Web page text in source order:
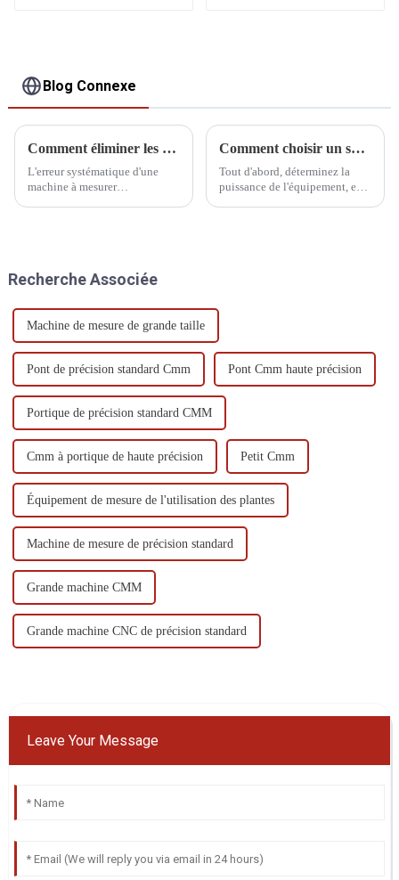
Blog Connexe
Comment éliminer les erreurs système
L'erreur systématique d'une
machine à mesurer
l'équipement lui-même
Comment choisir un système d'alimentation sans interruption UPS pour CMM
Tout d'abord, déterminez la
puissance de l'équipement, en
Recherche Associée
Machine de mesure de grande taille
Pont de précision standard Cmm Pont Cmm haute précision
Portique de précision standard CMM
Cmm à portique de haute précision Petit Cmm
Équipement de mesure de l'utilisation des plantes
Machine de mesure de précision standard
Grande machine CMM
Grande machine CNC de précision standard
Leave Your Message